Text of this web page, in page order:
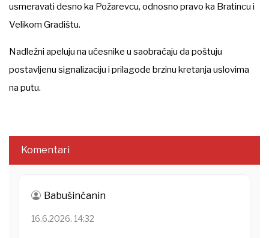
usmeravati desno ka Požarevcu, odnosno pravo ka Bratincu i
Velikom Gradištu.
Nadležni apeluju na učesnike u saobraćaju da poštuju
postavljenu signalizaciju i prilagode brzinu kretanja uslovima
na putu.
Komentari
Babušinčanin
16.6.2026. 14:32